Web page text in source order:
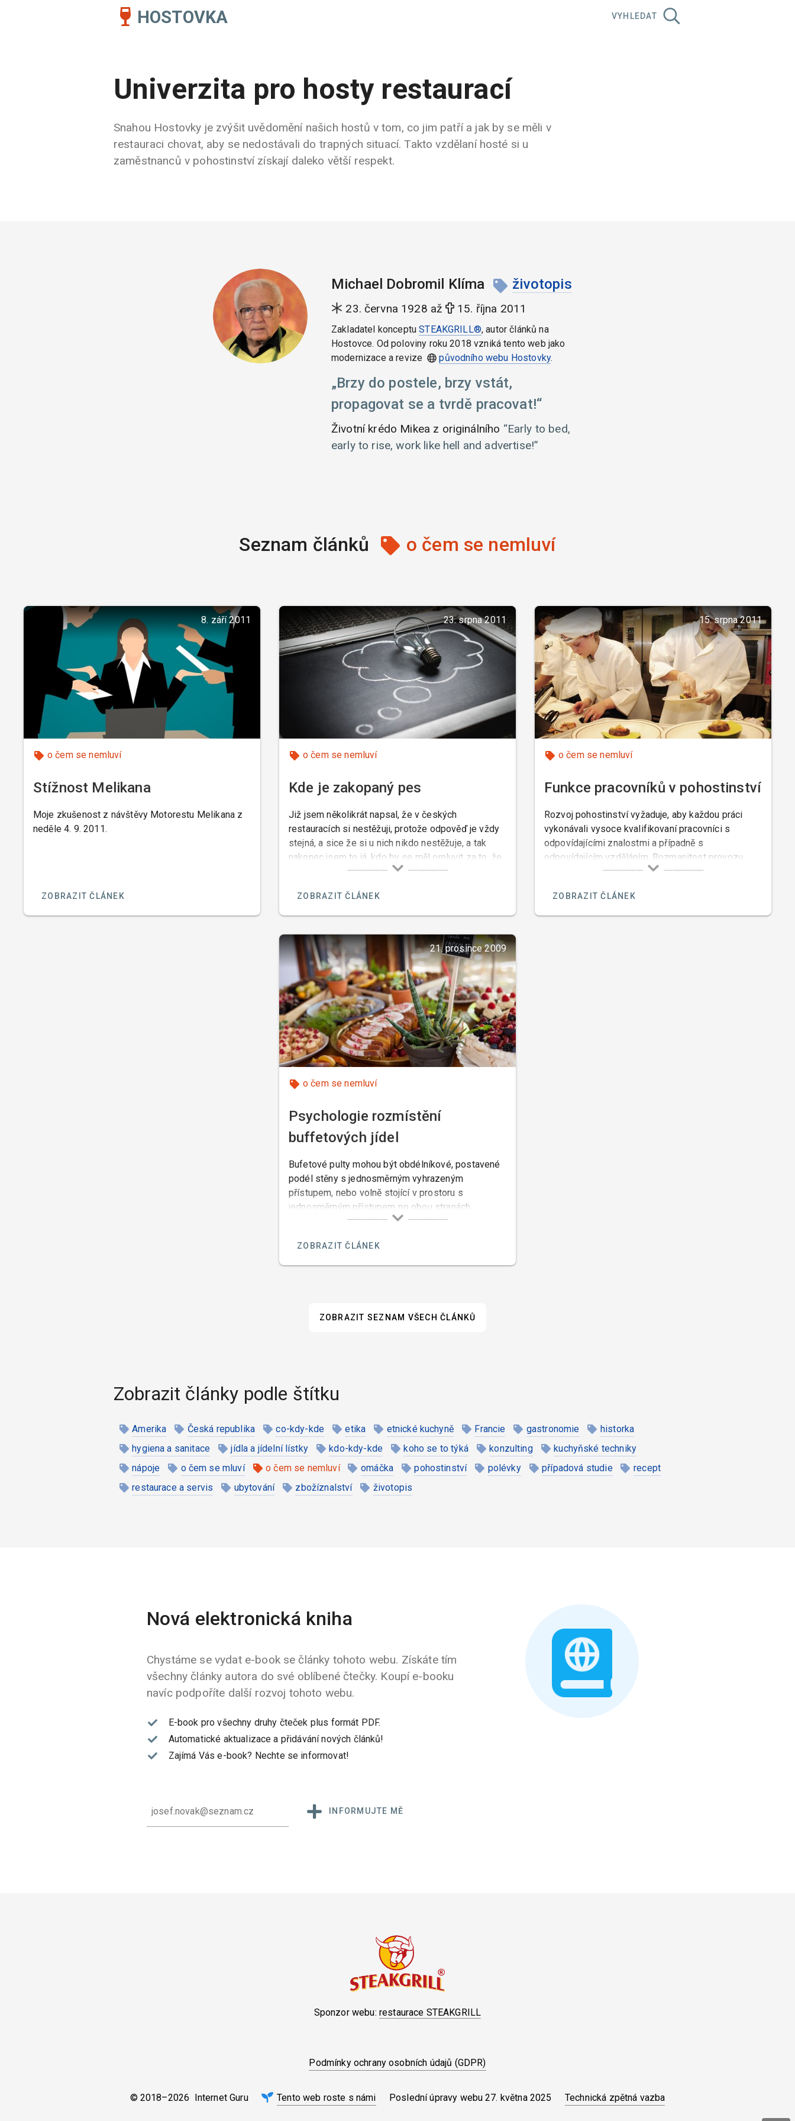
HOSTOVKA VYHLEDAT
Univerzita pro hosty restaurací
Snahou Hostovky je zvýšit uvědomění našich hostů v tom, co jim patří a jak by se měli v
restauraci chovat, aby se nedostávali do trapných situací. Takto vzdělaní hosté si u
zaměstnanců v pohostinství získají daleko větší respekt.
Michael Dobromil Klíma životopis
23. června 1928 až 15. října 2011
Zakladatel konceptuSTEAKGRILL®, autor článků na
Hostovce. Od poloviny roku 2018 vzniká tento web jako
modernizace a revize
původního webu Hostovky.
Brzy do postele, brzy vstát,
propagovat se a tvrdě pracovat!
Životní krédo Mikea z originálního Early to bed,
early to rise, work like hell and advertise!
Seznam článků o čem se nemluví
8. září 2011
o čem se nemluví
Stížnost Melikana
Moje zkušenost z návštěvy Motorestu Melikana z
neděle 4. 9. 2011.
ZOBRAZIT ČLÁNEK
23. srpna 2011
o čem se nemluví
Kde je zakopaný pes
Již jsem několikrát napsal, že v českých
restauracích si nestěžuji, protože odpověď je vždy
stejná, a sice že si u nich nikdo nestěžuje, a tak
nakonec jsem to já, kdo by se měl omluvit za to, že
jsem takový ignorant a nesofistikovaný host. Jsou
špatné a abych jim tedy řekl jak to dělat lépe.
ZOBRAZIT ČLÁNEK
15. srpna 2011
o čem se nemluví
Funkce pracovníků v pohostinství
Rozvoj pohostinství vyžaduje, aby každou práci
vykonávali vysoce kvalifikovaní pracovníci s
odpovídajícími znalostmi a případně s
odpovídajícím vzděláním. Rozmanitost provozu
pohostinství klade nemalé nároky na znalost
technologie, problematiky ekonomie a organizace,
z oboru fyziologie, hygieny výživy, léčebné výživy i
ZOBRAZIT ČLÁNEK
21. prosince 2009
o čem se nemluví
Psychologie rozmístění
buffetových jídel
Bufetové pulty mohou být obdélníkové, postavené
podél stěny s jednosměrným vyhrazeným
přístupem, nebo volně stojící v prostoru s
jednosměrným přístupem po obou stranách,
případně kulaté „ostrůvky“ s přístupem se všech
ZOBRAZIT ČLÁNEK
ZOBRAZIT SEZNAM VŠECH ČLÁNKŮ
Zobrazit články podle štítku
Amerika Česká republika co-kdy-kde etika etnické kuchyně Francie gastronomie
historka
hygiena a sanitace
jídla a jídelní lístky kdo-kdy-kde koho se to týká konzulting
kuchyňské techniky
nápoje
o čem se mluví o čem se nemluví omáčka pohostinství polévky případová studie
recept
restaurace a servis
ubytování zbožíznalství životopis
Nová elektronická kniha
Chystáme se vydat e-book se články tohoto webu. Získáte tím
všechny články autora do své oblíbené čtečky. Koupí e-booku
navíc podpoříte další rozvoj tohoto webu.
E-book pro všechny druhy čteček plus formát PDF.
Automatické aktualizace a přidávání nových článků!
Zajímá Vás e-book? Nechte se informovat!
INFORMUJTE MĚ
Sponzor webu: restaurace STEAKGRILL
Podmínky ochrany osobních údajů (GDPR)
© 2018–2026 Internet Guru Tento web roste s námi Poslední úpravy webu 27. května 2025 Technická zpětná vazba